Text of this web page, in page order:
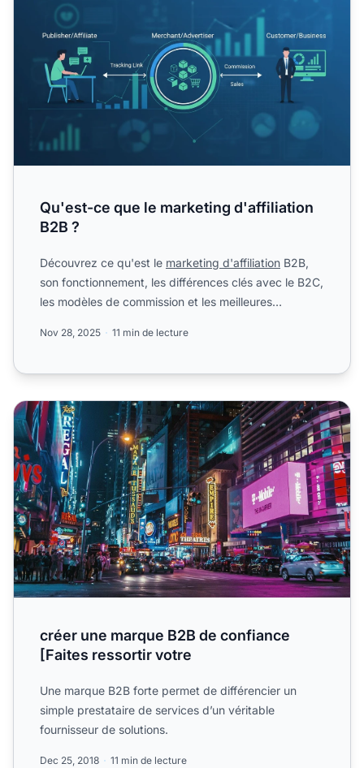
Qu'est-ce que le marketing d'affiliation
B2B ?
Découvrez ce qu'est le marketing d'affiliation B2B,
son fonctionnement, les différences clés avec le B2C,
les modèles de commission et les meilleures
Nov 28, 2025 11 min de lecture
créer une marque B2B de confiance [Faites ressortir votre
créer une marque B2B de confiance
[Faites ressortir votre
Une marque B2B forte permet de différencier un
simple prestataire de services d’un véritable
fournisseur de solutions.
Dec 25, 2018 11 min de lecture